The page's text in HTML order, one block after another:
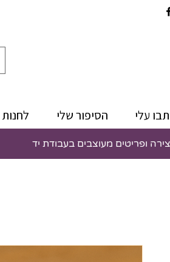
לחנות הסיפור שלי עלי
ופריטים מעוצבים בעבודת יד